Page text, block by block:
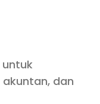
untuk
dan